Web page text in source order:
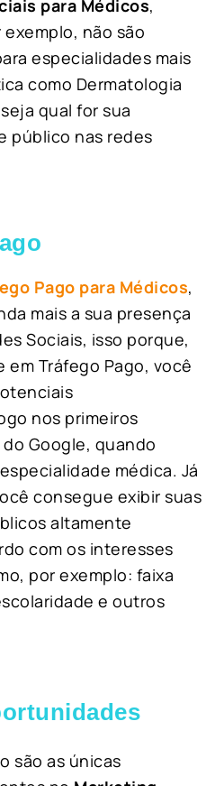
para Médicos,
exemplo, não são
especialidades mais
como Dermatologia
eja qual for sua
público nas redes
Pago para Médicos,
mais a sua presença
Sociais, isso porque,
Tráfego Pago, você
nos primeiros
Google, quando
médica. Já
consegue exibir suas
altamente
com os interesses
por exemplo: faixa
e outros
são as únicas